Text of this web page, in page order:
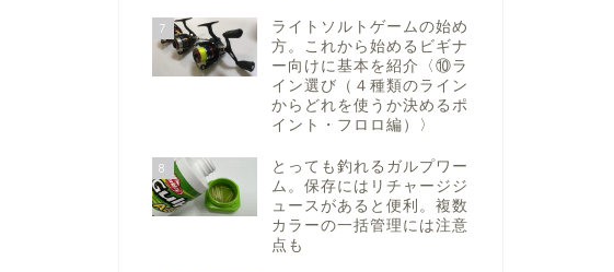
7
ライトソルトゲームの始め
方。これから始めるビギナ
ー向けに基本を紹介〈⑩ラ
イン選び（４種類のライン
からどれを使うか決めるポ
イント・フロロ編）〉
8
とっても釣れるガルプワー
ム。保存にはリチャージジ
ュースがあると便利。複数
カラーの一括管理には注意
点も